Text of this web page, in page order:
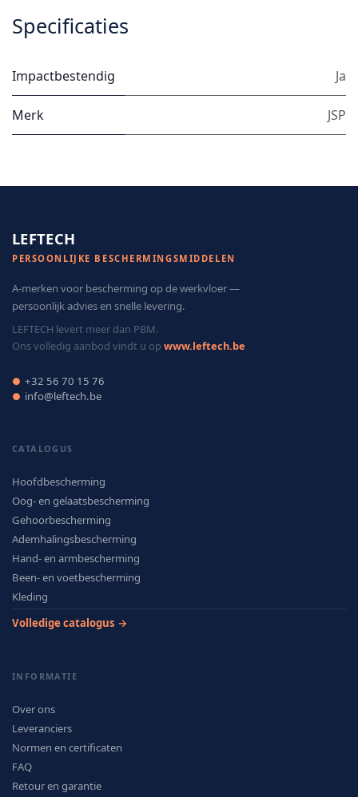
Specificaties
Impactbestendig Ja
Merk JSP
LEFTECH
PERSOONLIJKE BESCHERMINGSMIDDELEN
A-merken voor bescherming op de werkvloer —
persoonlijk advies en snelle levering.
LEFTECH levert meer dan PBM.
Ons volledig aanbod vindt u op www.leftech.be
● +32 56 70 15 76
● info@leftech.be
CATALOGUS
Hoofdbescherming
Oog- en gelaatsbescherming
Gehoorbescherming
Ademhalingsbescherming
Hand- en armbescherming
Been- en voetbescherming
Kleding
Volledige catalogus →
INFORMATIE
Over ons
Leveranciers
Normen en certificaten
FAQ
Retour en garantie